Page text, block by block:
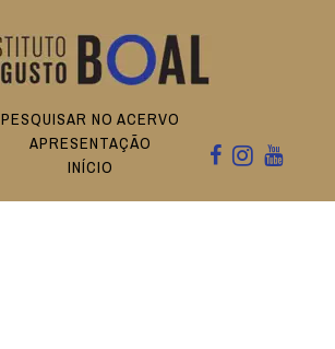
PESQUISAR NO ACERVO
APRESENTAÇÃO
INÍCIO